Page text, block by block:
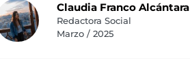
Claudia Franco Alcántara
Redactora Social
Marzo / 2025